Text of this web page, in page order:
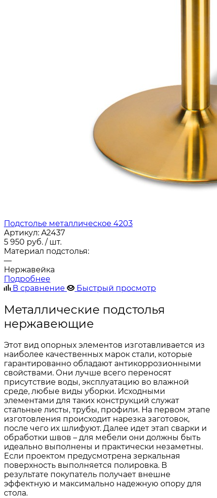
Подстолье металлическое 4203
Артикул: A2437
5 950 руб. / шт.
Материал подстолья:
—
Нержавейка
Подробнее
В сравнение
Быстрый просмотр
Металлические подстолья
нержавеющие
Этот вид опорных элементов изготавливается из
наиболее качественных марок стали, которые
гарантированно обладают антикоррозионными
свойствами. Они лучше всего переносят
присутствие воды, эксплуатацию во влажной
среде, любые виды уборки. Исходными
элементами для таких конструкций служат
стальные листы, трубы, профили. На первом этапе
изготовления происходит нарезка заготовок,
после чего их шлифуют. Далее идет этап сварки и
обработки швов – для мебели они должны быть
идеально выполнены и практически незаметны.
Если проектом предусмотрена зеркальная
поверхность выполняется полировка. В
результате покупатель получает внешне
эффектную и максимально надежную опору для
стола.